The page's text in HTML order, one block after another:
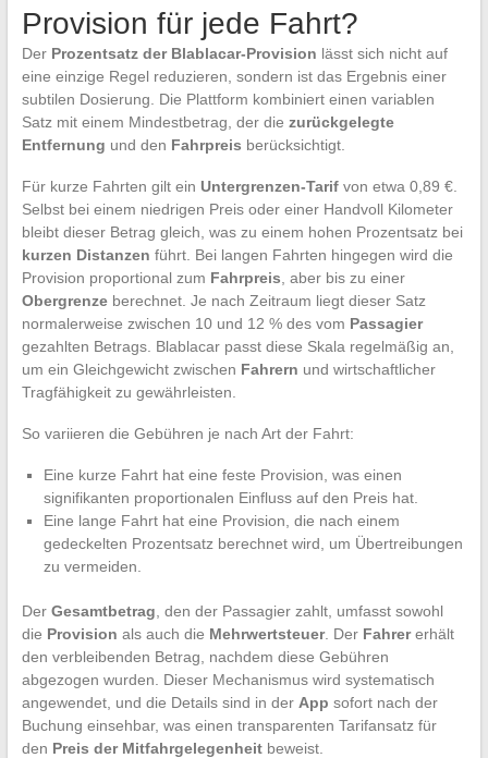
Provision für jede Fahrt?
Der Prozentsatz der Blablacar-Provision lässt sich nicht auf
eine einzige Regel reduzieren, sondern ist das Ergebnis einer
subtilen Dosierung. Die Plattform kombiniert einen variablen
Satz mit einem Mindestbetrag, der die zurückgelegte
Entfernung und den Fahrpreis berücksichtigt.
Für kurze Fahrten gilt ein Untergrenzen-Tarifvon etwa 0,89 €.
Selbst bei einem niedrigen Preis oder einer Handvoll Kilometer
bleibt dieser Betrag gleich, was zu einem hohen Prozentsatz bei
kurzen Distanzen führt. Bei langen Fahrten hingegen wird die
Provision proportional zum Fahrpreis , aber bis zu einer
Obergrenzeberechnet. Je nach Zeitraum liegt dieser Satz
normalerweise zwischen 10 und 12 % des vom Passagier
gezahlten Betrags. Blablacar passt diese Skala regelmäßig an,
um ein Gleichgewicht zwischen Fahrern und wirtschaftlicher
Tragfähigkeit zu gewährleisten.
So variieren die Gebühren je nach Art der Fahrt:
Eine kurze Fahrt hat eine feste Provision, was einen
signifikanten proportionalen Einfluss auf den Preis hat.
Eine lange Fahrt hat eine Provision, die nach einem
gedeckelten Prozentsatz berechnet wird, um Übertreibungen
zu vermeiden.
Der Gesamtbetrag , den der Passagier zahlt, umfasst sowohl
die Provision als auch die Mehrwertsteuer. Der Fahrererhält
den verbleibenden Betrag, nachdem diese Gebühren
abgezogen wurden. Dieser Mechanismus wird systematisch
angewendet, und die Details sind in der App sofort nach der
Buchung einsehbar, was einen transparenten Tarifansatz für
den Preis der Mitfahrgelegenheitbeweist.